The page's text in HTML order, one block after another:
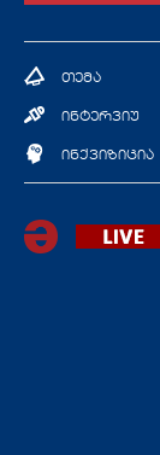
თემა
ინტერვიუ
ინქვიზიცია